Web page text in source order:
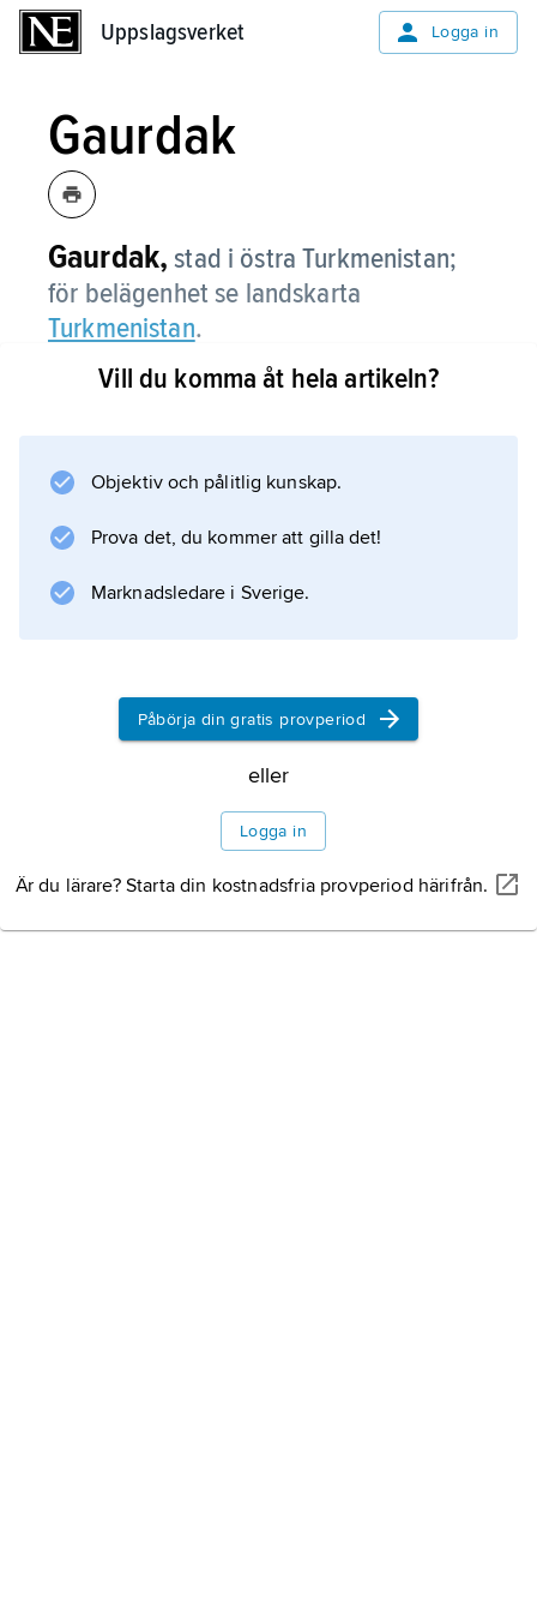
Uppslagsverket Logga in
Gaurdak
Gaurdak, stad i östra Turkmenistan;
för belägenhet se landskarta
Turkmenistan.
Information om artikeln
Vill du komma åt hela artikeln?
Objektiv och pålitlig kunskap.
Prova det, du kommer att gilla det!
Marknadsledare i Sverige.
Påbörja din gratis provperiod
eller
Logga in
Är du lärare? Starta din kostnadsfria provperiod härifrån.